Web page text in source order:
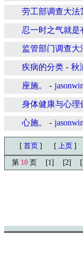
劳工部调查大法
忍一时之气就是
监管部门调查大
疾病的分类 - 秋
座施。 -
身体健康与心理
心施。 -
[ 首页 ] [ 上页 ]
第 10 页 [1] [2]